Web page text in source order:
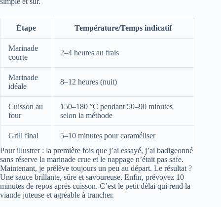
Étape Température/Temps indicatif
Marinade
courte
2–4 heures au frais
Marinade
idéale
8–12 heures (nuit)
Cuisson au
four
150–180 °C pendant 50–90 minutes
selon la méthode
Grill final
5–10 minutes pour caraméliser
Pour illustrer : la première fois que j’ai essayé, j’ai badigeonné
sans réserve la marinade crue et le nappage n’était pas safe.
Maintenant, je prélève toujours un peu au départ. Le résultat ?
Une sauce brillante, sûre et savoureuse. Enfin, prévoyez 10
minutes de repos après cuisson. C’est le petit délai qui rend la
viande juteuse et agréable à trancher.